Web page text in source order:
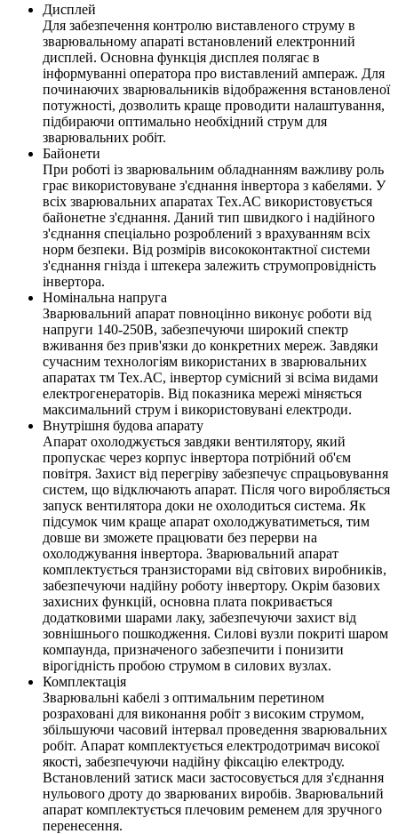
Дисплей
Для забезпечення контролю виставленого струму в
зварювальному апараті встановлений електронний
дисплей. Основна функція дисплея полягає в
інформуванні оператора про виставлений ампераж. Для
починаючих зварювальників відображення встановленої
потужності, дозволить краще проводити налаштування,
підбираючи оптимально необхідний струм для
зварювальних робіт.
Байонети
При роботі із зварювальним обладнанням важливу роль
грає використовуване з'єднання інвертора з кабелями. У
всіх зварювальних апаратах Тех.АС використовується
байонетне з'єднання. Даний тип швидкого і надійного
з'єднання спеціально розроблений з врахуванням всіх
норм безпеки. Від розмірів висококонтактної системи
з'єднання гнізда і штекера залежить струмопровідність
інвертора.
Номінальна напруга
Зварювальний апарат повноцінно виконує роботи від
напруги 140-250В, забезпечуючи широкий спектр
вживання без прив'язки до конкретних мереж. Завдяки
сучасним технологіям використаних в зварювальних
апаратах тм Тех.АС, інвертор сумісний зі всіма видами
електрогенераторів. Від показника мережі міняється
максимальний струм і використовувані електроди.
Внутрішня будова апарату
Апарат охолоджується завдяки вентилятору, який
пропускає через корпус інвертора потрібний об'єм
повітря. Захист від перегріву забезпечує спрацьовування
систем, що відключають апарат. Після чого виробляється
запуск вентилятора доки не охолодиться система. Як
підсумок чим краще апарат охолоджуватиметься, тим
довше ви зможете працювати без перерви на
охолоджування інвертора. Зварювальний апарат
комплектується транзисторами від світових виробників,
забезпечуючи надійну роботу інвертору. Окрім базових
захисних функцій, основна плата покривається
додатковими шарами лаку, забезпечуючи захист від
зовнішнього пошкодження. Силові вузли покриті шаром
компаунда, призначеного забезпечити і понизити
вірогідність пробою струмом в силових вузлах.
Комплектація
Зварювальні кабелі з оптимальним перетином
розраховані для виконання робіт з високим струмом,
збільшуючи часовий інтервал проведення зварювальних
робіт. Апарат комплектується електродотримач високої
якості, забезпечуючи надійну фіксацію електроду.
Встановлений затиск маси застосовується для з'єднання
нульового дроту до зварюваних виробів. Зварювальний
апарат комплектується плечовим ременем для зручного
перенесення.